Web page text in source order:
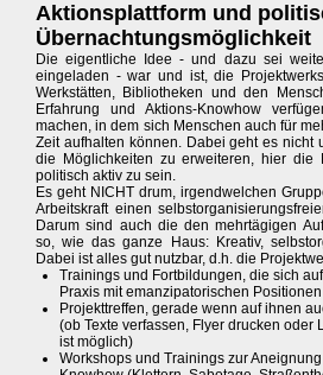
Aktionsplattform und
Übernachtungsmöglichkeit
Die eigentliche Idee - und dazu sei
eingeladen - war und ist, die
Werkstätten, Bibliotheken und den
Erfahrung und Aktions-Knowhow
machen, in dem sich Menschen auch für
Zeit aufhalten können. Dabei geht es nicht
die Möglichkeiten zu erweiteren, hier die
politisch aktiv zu sein.
Es geht NICHT drum, irgendwelchen
Arbeitskraft einen
Darum sind auch die den mehrtägigen
so, wie das ganze Haus: Kreativ,
Dabei ist alles gut nutzbar, d.h. die
Trainings und Fortbildungen, die sich
Praxis mit emanzipatorischen
Projekttreffen, gerade wenn auf ihnen
(ob Texte verfassen, Flyer drucken oder
ist möglich)
Workshops und Trainings zur